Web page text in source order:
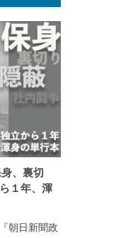
、裏切
１年、渾
朝日新聞政